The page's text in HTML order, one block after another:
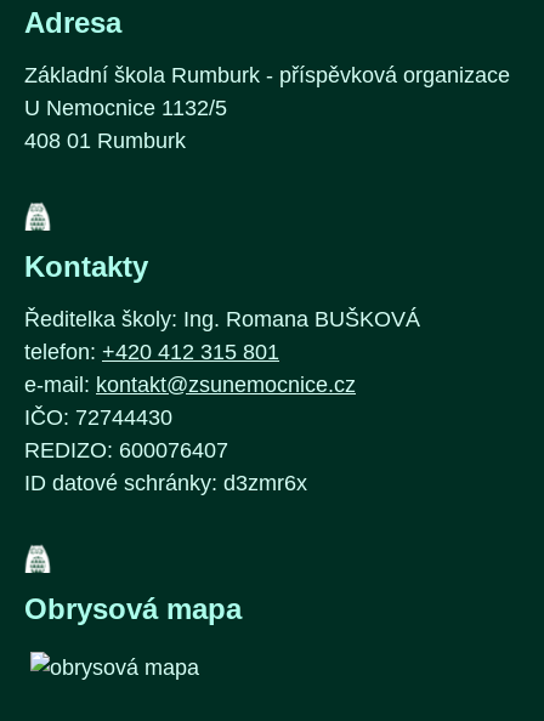
Adresa
Základní škola Rumburk - příspěvková organizace
U Nemocnice 1132/5
408 01 Rumburk
Kontakty
Ředitelka školy: Ing. Romana BUŠKOVÁ
telefon: +420 412 315 801
e-mail: kontakt@zsunemocnice.cz
IČO: 72744430
REDIZO: 600076407
ID datové schránky: d3zmr6x
Obrysová mapa